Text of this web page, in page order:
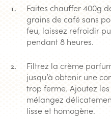
Faites chauffer 400g
grains de café sans
feu, laissez refroidir
pendant 8 heures.
Filtrez la crème
jusqu’à obtenir une
trop ferme. Ajoutez
mélangez
lisse et homogène.